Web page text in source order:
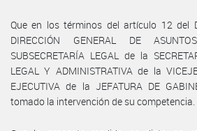
Que en los términos del artículo 12 del
DIRECCIÓN GENERAL DE
SUBSECRETARÍA LEGAL de la
LEGAL Y ADMINISTRATIVA de la
EJECUTIVA de la JEFATURA DE
tomado la intervención de su competencia.